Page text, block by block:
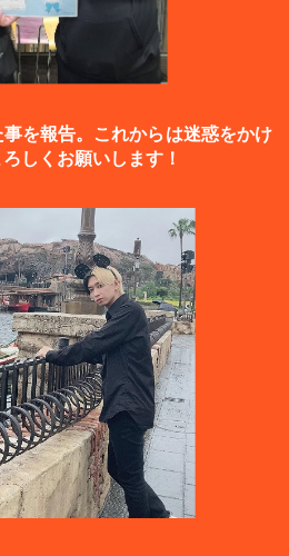
を報告。これからは迷惑をかけ
しくお願いします！